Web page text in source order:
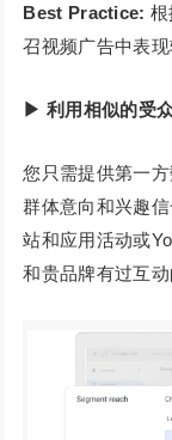
Best Practice:
召视频广告中表现
▶ 利用相似的受
您只需提供第一
群体意向和兴趣
站和应用活动或
和贵品牌有过互